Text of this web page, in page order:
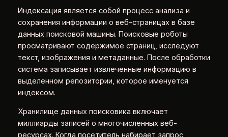
Индексация является собой процесс анализа и
сохранения информации о веб-страницах в базе
данных поисковой машины. Поисковые роботы
просматривают содержимое страниц, исследуют
текст, изображения и метаданные. После обработки
система записывает извлеченные информацию в
выделенном репозитории, которое именуется
индексом.
Хранилище данных поисковика включает
миллиарды записей о многочисленных веб-